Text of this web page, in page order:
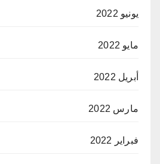
يونيو 2022
مايو 2022
أبريل 2022
مارس 2022
فبراير 2022